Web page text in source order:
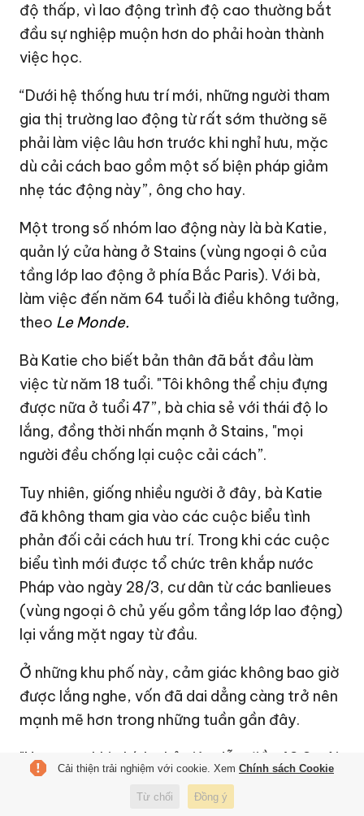
độ thấp, vì lao động trình độ cao thường bắt
đầu sự nghiệp muộn hơn do phải hoàn thành
việc học.
“Dưới hệ thống hưu trí mới, những người tham
gia thị trường lao động từ rất sớm thường sẽ
phải làm việc lâu hơn trước khi nghỉ hưu, mặc
dù cải cách bao gồm một số biện pháp giảm
nhẹ tác động này”, ông cho hay.
Một trong số nhóm lao động này là bà Katie,
quản lý cửa hàng ở Stains (vùng ngoại ô của
tầng lớp lao động ở phía Bắc Paris). Với bà,
làm việc đến năm 64 tuổi là điều không tưởng,
theo Le Monde.
Bà Katie cho biết bản thân đã bắt đầu làm
việc từ năm 18 tuổi. "Tôi không thể chịu đựng
được nữa ở tuổi 47”, bà chia sẻ với thái độ lo
lắng, đồng thời nhấn mạnh ở Stains, "mọi
người đều chống lại cuộc cải cách”.
Tuy nhiên, giống nhiều người ở đây, bà Katie
đã không tham gia vào các cuộc biểu tình
phản đối cải cách hưu trí. Trong khi các cuộc
biểu tình mới được tổ chức trên khắp nước
Pháp vào ngày 28/3, cư dân từ các banlieues
(vùng ngoại ô chủ yếu gồm tầng lớp lao động)
lại vắng mặt ngay từ đầu.
Ở những khu phố này, cảm giác không bao giờ
được lắng nghe, vốn đã dai dẳng càng trở nên
mạnh mẽ hơn trong những tuần gần đây.
"Ngay sau khi chính phủ viện dẫn điều 49.3, tôi
hiểu rằng tiếng nói của mình sẽ không được
lắng nghe”, bà Katie nói.
Cải thiện trải nghiệm với cookie. Xem Chính sách Cookie
Từ chối Đồng ý